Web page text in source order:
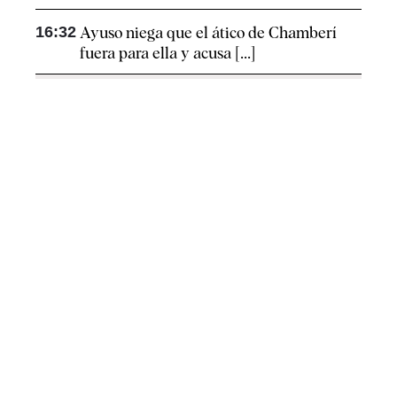
16:32 Ayuso niega que el ático de Chamberí
fuera para ella y acusa [...]